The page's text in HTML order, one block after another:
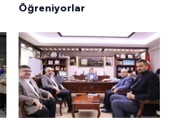
Öğreniyorlar